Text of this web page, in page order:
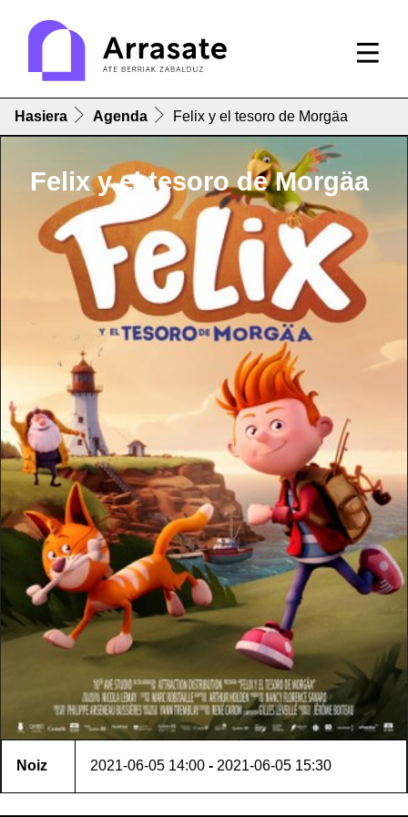
Hasiera Agenda Felix y el tesoro de Morgäa
Felix y el tesoro de Morgäa
Noiz 2021-06-05 14:00 - 2021-06-05 15:30